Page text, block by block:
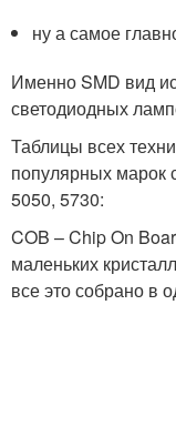
ну а самое
Именно SMD вид
светодиодных
Таблицы всех
популярных марок
5050, 5730:
COB – Chip On
маленьких
все это собрано в